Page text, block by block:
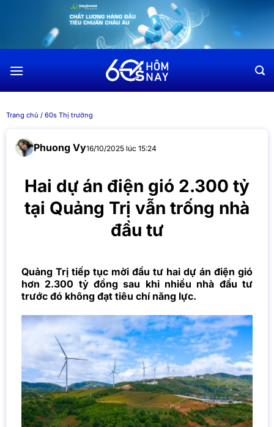
dung
Trang chủ / 60s Thị trường
Phuong Vy16/10/2025 lúc 15:24
Hai dự án điện gió 2.300 tỷ
tại Quảng Trị vẫn trống nhà
đầu tư
Quảng Trị tiếp tục mời đầu tư hai dự án điện gió
hơn 2.300 tỷ đồng sau khi nhiều nhà đầu tư
trước đó không đạt tiêu chí năng lực.